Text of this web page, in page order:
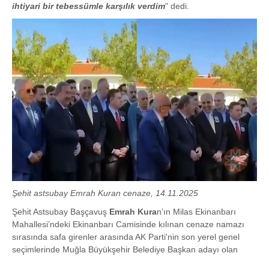
ihtiyari bir tebessümle karşılık verdim" dedi.
Şehit astsubay Emrah Kuran cenaze, 14.11.2025
Şehit Astsubay Başçavuş Emrah Kuran’ın Milas Ekinanbarı
Mahallesi’ndeki Ekinanbarı Camisinde kılınan cenaze namazı
sırasında safa girenler arasında AK Parti'nin son yerel genel
seçimlerinde Muğla Büyükşehir Belediye Başkan adayı olan